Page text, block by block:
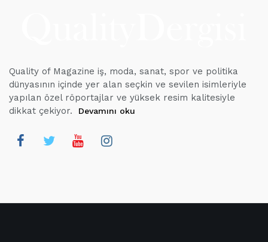
Quality of Magazine iş, moda, sanat, spor ve politika
dünyasının içinde yer alan seçkin ve sevilen isimleriyle
yapılan özel röportajlar ve yüksek resim kalitesiyle
dikkat çekiyor.
Devamını oku